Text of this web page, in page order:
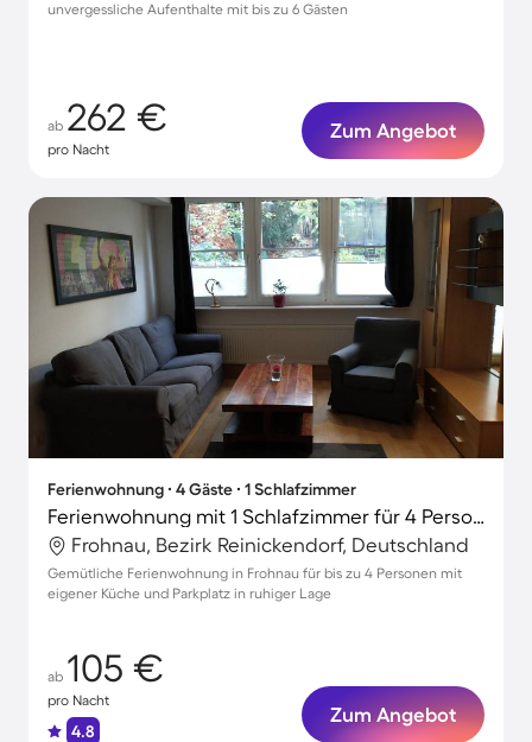
unvergessliche Aufenthalte mit bis zu 6 Gästen
ab 262 €
pro Nacht
Zum Angebot
Ferienwohnung ∙ 4 Gäste ∙ 1 Schlafzimmer
Ferienwohnung mit 1 Schlafzimmer für 4 Personen
Frohnau, Bezirk Reinickendorf, Deutschland
Gemütliche Ferienwohnung in Frohnau für bis zu 4 Personen mit
eigener Küche und Parkplatz in ruhiger Lage
ab 105 €
pro Nacht
4.8
Zum Angebot